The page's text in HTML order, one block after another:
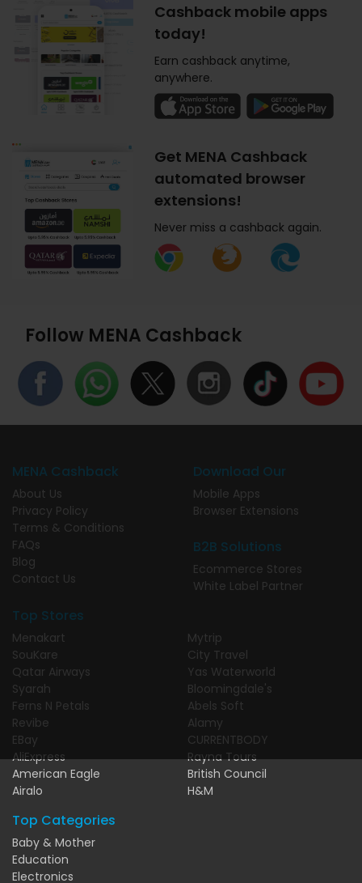
Cashback mobile apps
today!
Earn cashback anytime,
anywhere.
Get MENA Cashback
automated browser
extensions!
Never miss a cashback again.
Follow MENA Cashback
MENA Cashback
About Us
Privacy Policy
Terms & Conditions
FAQs
Blog
Contact Us
Download Our
Mobile Apps
Browser Extensions
B2B Solutions
Ecommerce Stores
White Label Partner
Top Stores
Menakart
SouKare
Qatar Airways
Syarah
Ferns N Petals
Revibe
EBay
AliExpress
American Eagle
Airalo
Mytrip
City Travel
Yas Waterworld
Bloomingdale's
Abels Soft
Alamy
CURRENTBODY
Rayna Tours
British Council
H&M
Top Categories
Baby & Mother
Education
Electronics